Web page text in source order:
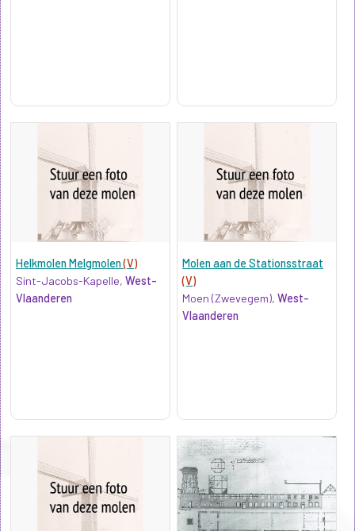
Helkmolen Melgmolen(V)
Sint-Jacobs-Kapelle, West-
Vlaanderen
Molen aan de Stationsstraat
(V)
Moen (Zwevegem),West-
Vlaanderen